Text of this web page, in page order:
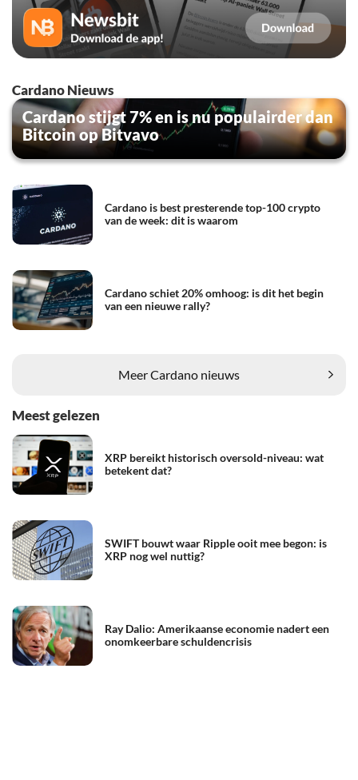
Cardano Nieuws
Cardano stijgt 7% en is nu populairder dan
Bitcoin op Bitvavo
Cardano is best presterende top-100 crypto
van de week: dit is waarom
Cardano schiet 20% omhoog: is dit het begin
van een nieuwe rally?
Meer Cardano nieuws
Meest gelezen
XRP bereikt historisch oversold-niveau: wat
betekent dat?
SWIFT bouwt waar Ripple ooit mee begon: is
XRP nog wel nuttig?
Ray Dalio: Amerikaanse economie nadert een
onomkeerbare schuldencrisis